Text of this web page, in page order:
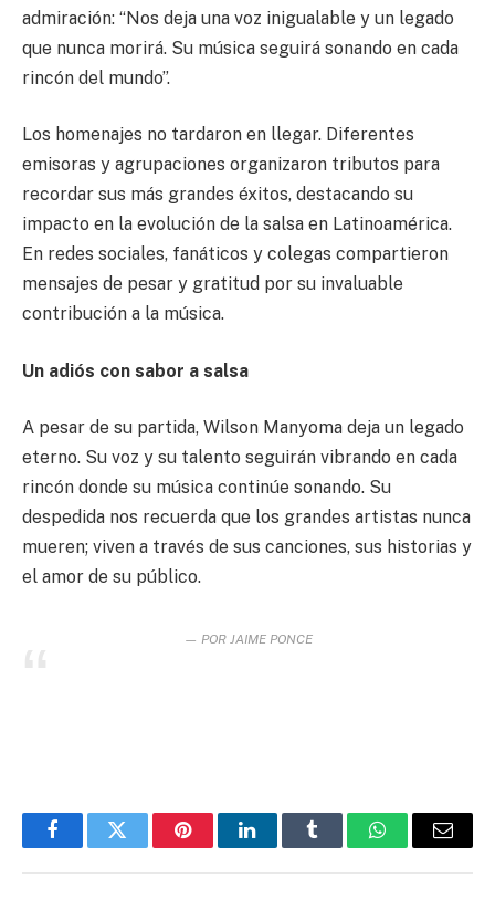
admiración: “Nos deja una voz inigualable y un legado
que nunca morirá. Su música seguirá sonando en cada
rincón del mundo”.
Los homenajes no tardaron en llegar. Diferentes
emisoras y agrupaciones organizaron tributos para
recordar sus más grandes éxitos, destacando su
impacto en la evolución de la salsa en Latinoamérica.
En redes sociales, fanáticos y colegas compartieron
mensajes de pesar y gratitud por su invaluable
contribución a la música.
Un adiós con sabor a salsa
A pesar de su partida, Wilson Manyoma deja un legado
eterno. Su voz y su talento seguirán vibrando en cada
rincón donde su música continúe sonando. Su
despedida nos recuerda que los grandes artistas nunca
mueren; viven a través de sus canciones, sus historias y
el amor de su público.
POR JAIME PONCE
FacebookTwitter PinterestLinkedInTumblr WhatsAppEmail